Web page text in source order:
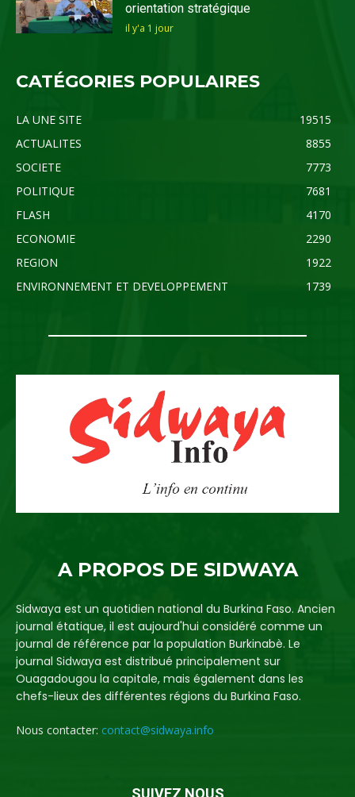
orientation stratégique
il y'a 1 jour
CATÉGORIES POPULAIRES
LA UNE SITE
19515
ACTUALITES
8855
SOCIETE
7773
POLITIQUE
7681
FLASH
4170
ECONOMIE
2290
REGION
1922
ENVIRONNEMENT ET DEVELOPPEMENT
1739
A PROPOS DE SIDWAYA
Sidwaya est un quotidien national du Burkina Faso. Ancien
journal étatique, il est aujourd'hui considéré comme un
journal de référence par la population Burkinabè. Le
journal Sidwaya est distribué principalement sur
Ouagadougou la capitale, mais également dans les
chefs-lieux des différentes régions du Burkina Faso.
Nous contacter: contact@sidwaya.info
SUIVEZ NOUS